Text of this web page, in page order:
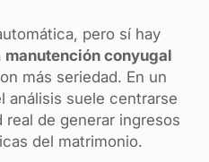
pero sí hay
manutención conyugal
más seriedad. En un
análisis suele centrarse
de generar ingresos
del matrimonio.